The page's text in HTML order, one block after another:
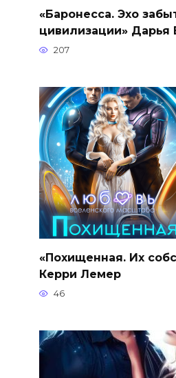
«Баронесса. Эхо
цивилизации» Дарья
207
«Похищенная. Их
Керри Лемер
46